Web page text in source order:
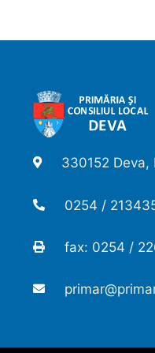
330152 Deva,
0254 /
fax: 0254 /